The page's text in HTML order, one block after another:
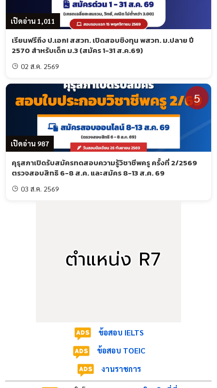
เปิดอ่าน 1,011
เรียนฟรีถึง ป.เอก! สสวท. เปิดสอบชิงทุน พสวท. ม.ปลาย ปี
2570 สำหรับเด็ก ม.3 (สมัคร 1-31 ส.ค.69)
02 ส.ค. 2569
เปิดอ่าน 987
5
คุรุสภาเปิดรับสมัครทดสอบความรู้วิชาชีพครู ครั้งที่ 2/2569
ตรวจสอบสิทธิ 6-8 ส.ค. และสมัคร 8-13 ส.ค. 69
03 ส.ค. 2569
ข้อสอบ IELTS
ข้อสอบ TOEIC
งานราชการ